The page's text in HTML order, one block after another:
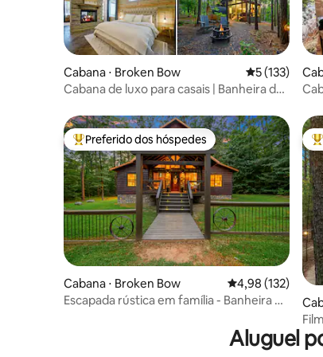
Cabana ⋅ Broken Bow 5 de uma
5 (133)
Cabana de luxo para casais | Banheira de
imersão
Entre os melhores preferidos dos hóspedes
Preferido dos hóspedes
Cabana ⋅ Broken Bow 4,98 de uma
4,98 (132)
Escapada rústica em família - Banheira de
Aluguel